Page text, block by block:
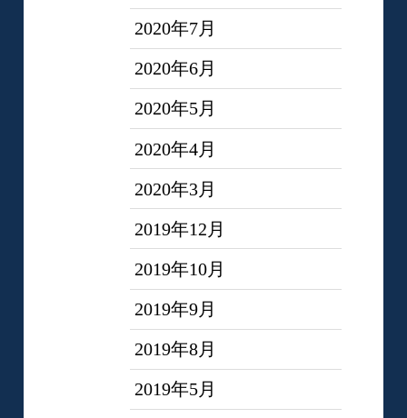
2020年7月
2020年6月
2020年5月
2020年4月
2020年3月
2019年12月
2019年10月
2019年9月
2019年8月
2019年5月